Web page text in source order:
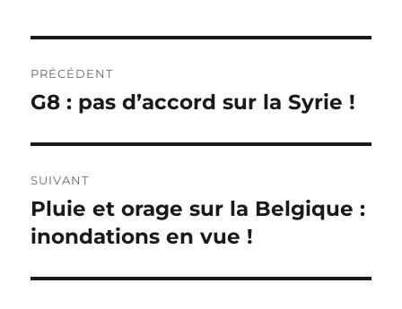
de
PRÉCÉDENT
Publication
G8 : pas d’accord sur la Syrie !
SUIVANT
Publication
suivante :
Pluie et orage sur la Belgique :
inondations en vue !